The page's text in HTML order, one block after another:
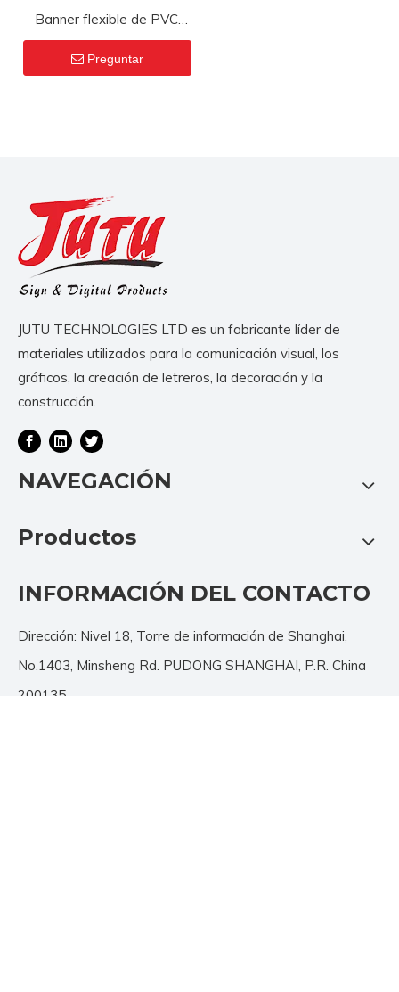
Banner flexible de PVC
recubierto con tratamiento
Fr con ojales
Preguntar
JUTU TECHNOLOGIES LTD es un fabricante líder de
materiales utilizados para la comunicación visual, los
gráficos, la creación de letreros, la decoración y la
construcción.
NAVEGACIÓN
Productos
INFORMACIÓN DEL CONTACTO
Dirección: Nivel 18, Torre de información de Shanghai,
No.1403, Minsheng Rd. PUDONG SHANGHAI, P.R. China
200135